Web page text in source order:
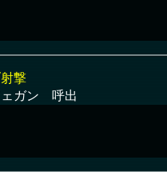
撃
ェガン 呼出